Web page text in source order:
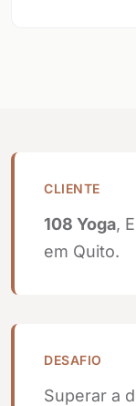
CLIENTE
108 Yoga,
em Quito.
DESAFIO
Superar a